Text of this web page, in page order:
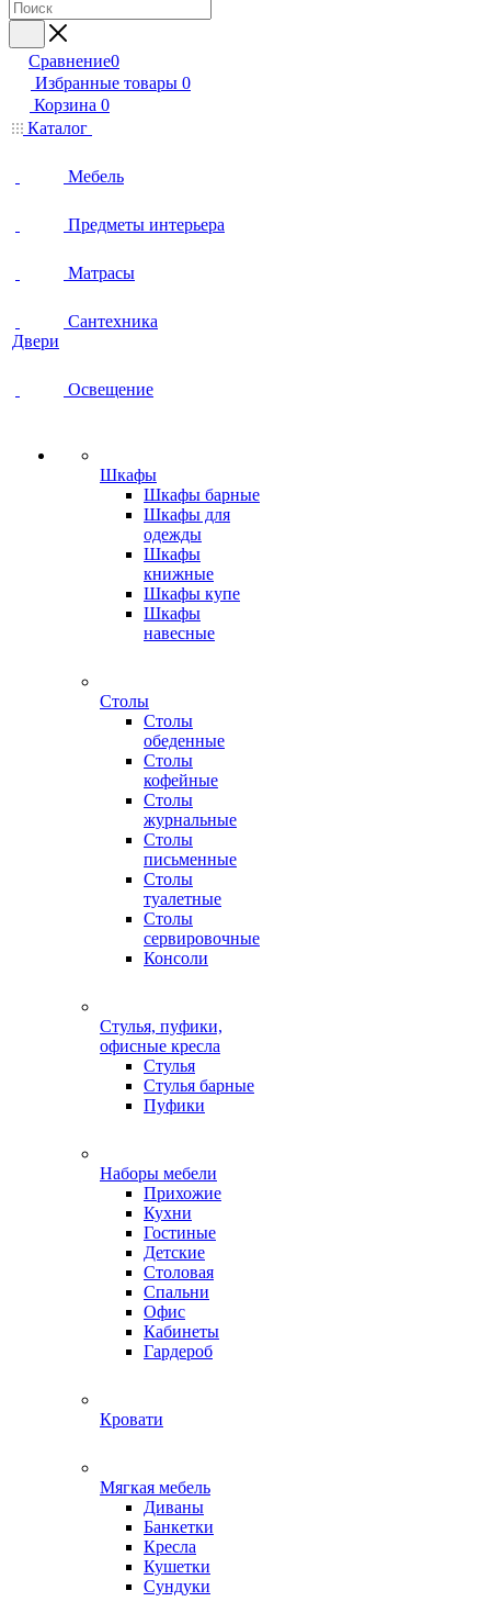
Сравнение0
Избранные товары 0
Корзина 0
Каталог
Мебель
Предметы интерьера
Матрасы
Сантехника
Двери
Освещение
Шкафы
Шкафы барные
Шкафы для
одежды
Шкафы
книжные
Шкафы купе
Шкафы
навесные
Столы
Столы
обеденные
Столы
кофейные
Столы
журнальные
Столы
письменные
Столы
туалетные
Столы
сервировочные
Консоли
Стулья, пуфики,
офисные кресла
Стулья
Стулья барные
Пуфики
Наборы мебели
Прихожие
Кухни
Гостиные
Детские
Столовая
Спальни
Офис
Кабинеты
Гардероб
Кровати
Мягкая мебель
Диваны
Банкетки
Кресла
Кушетки
Сундуки